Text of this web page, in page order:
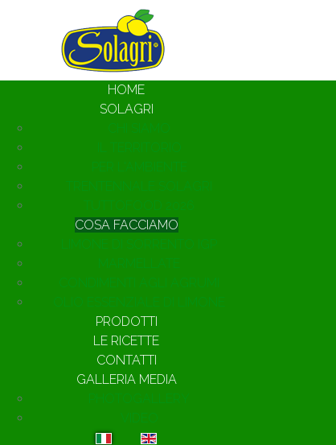
HOME
SOLAGRI
COSA FACCIAMO
PRODOTTI
LE RICETTE
CONTATTI
GALLERIA MEDIA
Seleziona la tua lingua